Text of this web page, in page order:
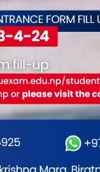
कोशीका उत्कृष्ट फोटोग्राफर
नगदसहित सम्मानित